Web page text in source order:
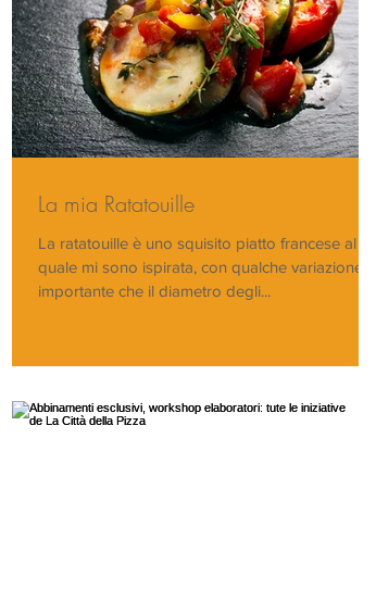
La mia Ratatouille
La ratatouille è uno squisito piatto francese al
quale mi sono ispirata, con qualche variazione. E'
importante che il diametro degli...